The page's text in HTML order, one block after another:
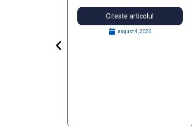
Citeste articolul
august 4, 2026